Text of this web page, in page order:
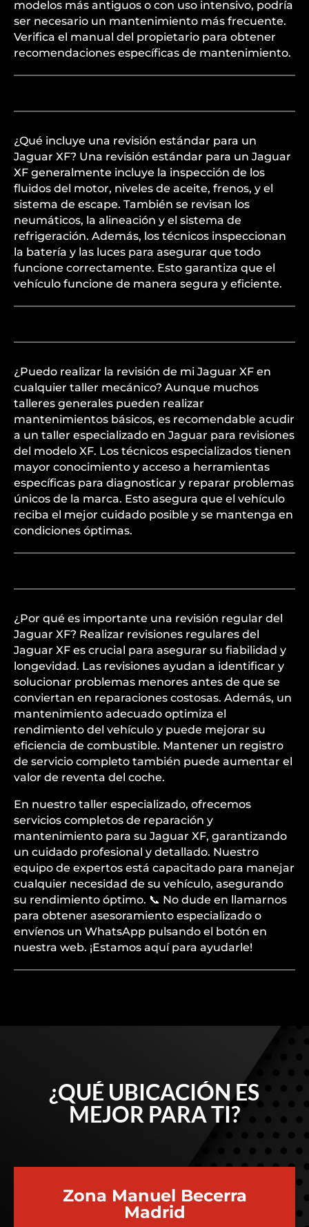
modelos más antiguos o con uso intensivo, podría
ser necesario un mantenimiento más frecuente.
Verifica el manual del propietario para obtener
recomendaciones específicas de mantenimiento.
¿Qué incluye una revisión estándar para un
Jaguar XF? Una revisión estándar para un Jaguar
XF generalmente incluye la inspección de los
fluidos del motor, niveles de aceite, frenos, y el
sistema de escape. También se revisan los
neumáticos, la alineación y el sistema de
refrigeración. Además, los técnicos inspeccionan
la batería y las luces para asegurar que todo
funcione correctamente. Esto garantiza que el
vehículo funcione de manera segura y eficiente.
¿Puedo realizar la revisión de mi Jaguar XF en
cualquier taller mecánico? Aunque muchos
talleres generales pueden realizar
mantenimientos básicos, es recomendable acudir
a un taller especializado en Jaguar para revisiones
del modelo XF. Los técnicos especializados tienen
mayor conocimiento y acceso a herramientas
específicas para diagnosticar y reparar problemas
únicos de la marca. Esto asegura que el vehículo
reciba el mejor cuidado posible y se mantenga en
condiciones óptimas.
¿Por qué es importante una revisión regular del
Jaguar XF? Realizar revisiones regulares del
Jaguar XF es crucial para asegurar su fiabilidad y
longevidad. Las revisiones ayudan a identificar y
solucionar problemas menores antes de que se
conviertan en reparaciones costosas. Además, un
mantenimiento adecuado optimiza el
rendimiento del vehículo y puede mejorar su
eficiencia de combustible. Mantener un registro
de servicio completo también puede aumentar el
valor de reventa del coche.
En nuestro taller especializado, ofrecemos
servicios completos de reparación y
mantenimiento para su Jaguar XF, garantizando
un cuidado profesional y detallado. Nuestro
equipo de expertos está capacitado para manejar
cualquier necesidad de su vehículo, asegurando
su rendimiento óptimo. 📞 No dude en llamarnos
para obtener asesoramiento especializado o
envíenos un WhatsApp pulsando el botón en
nuestra web. ¡Estamos aquí para ayudarle!
¿QUÉ UBICACIÓN ES
MEJOR PARA TI?
Zona Manuel Becerra
Madrid